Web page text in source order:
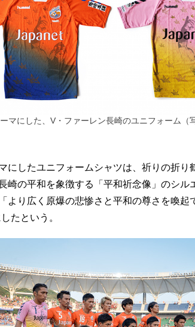
マにした、V・ファーレン長崎のユニフォーム（
にしたユニフォームシャツは、祈りの折り
崎の平和を象徴する「平和祈念像」のシル
より広く原爆の悲惨さと平和の尊さを喚起
たという。